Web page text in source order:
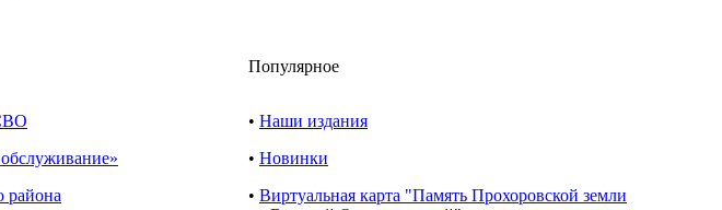
Популярное
района
• Наши издания
• Новинки
• Виртуальная карта "Память Прохоровской земли